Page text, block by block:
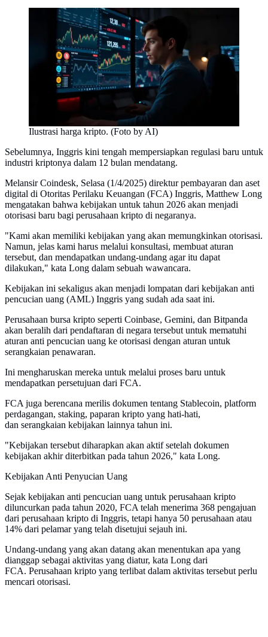
Ilustrasi harga kripto. (Foto by AI)
Sebelumnya, Inggris kini tengah mempersiapkan regulasi baru untuk
industri kriptonya dalam 12 bulan mendatang.
Melansir Coindesk, Selasa (1/4/2025) direktur pembayaran dan aset
digital di Otoritas Perilaku Keuangan (FCA) Inggris, Matthew Long
mengatakan bahwa kebijakan untuk tahun 2026 akan menjadi
otorisasi baru bagi perusahaan kripto di negaranya.
"Kami akan memiliki kebijakan yang akan memungkinkan otorisasi.
Namun, jelas kami harus melalui konsultasi, membuat aturan
tersebut, dan mendapatkan undang-undang agar itu dapat
dilakukan," kata Long dalam sebuah wawancara.
Kebijakan ini sekaligus akan menjadi lompatan dari kebijakan anti
pencucian uang (AML) Inggris yang sudah ada saat ini.
Perusahaan bursa kripto seperti Coinbase, Gemini, dan Bitpanda
akan beralih dari pendaftaran di negara tersebut untuk mematuhi
aturan anti pencucian uang ke otorisasi dengan aturan untuk
serangkaian penawaran.
Ini mengharuskan mereka untuk melalui proses baru untuk
mendapatkan persetujuan dari FCA.
FCA juga berencana merilis dokumen tentang Stablecoin, platform
perdagangan, staking, paparan kripto yang hati-hati,
dan serangkaian kebijakan lainnya tahun ini.
"Kebijakan tersebut diharapkan akan aktif setelah dokumen
kebijakan akhir diterbitkan pada tahun 2026," kata Long.
Kebijakan Anti Penyucian Uang
Sejak kebijakan anti pencucian uang untuk perusahaan kripto
diluncurkan pada tahun 2020, FCA telah menerima 368 pengajuan
dari perusahaan kripto di Inggris, tetapi hanya 50 perusahaan atau
14% dari pelamar yang telah disetujui sejauh ini.
Undang-undang yang akan datang akan menentukan apa yang
dianggap sebagai aktivitas yang diatur, kata Long dari
FCA. Perusahaan kripto yang terlibat dalam aktivitas tersebut perlu
mencari otorisasi.